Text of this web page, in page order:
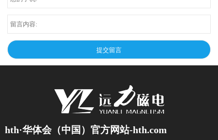
hth·华体会（中国）官方网站-hth.com